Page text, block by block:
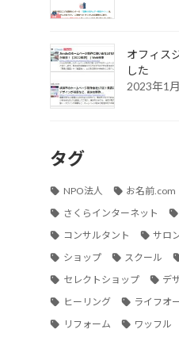
オフィス
した
2023年1
タグ
NPO法人
お名前.com
さくらインターネット
コンサルタント
サロ
ショップ
スクール
セレクトショップ
デ
ヒーリング
ライフオ
リフォーム
ワッフル